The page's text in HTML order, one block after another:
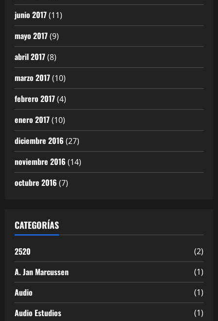
junio 2017(11)
mayo 2017(9)
abril 2017(8)
marzo 2017(10)
febrero 2017(4)
enero 2017(10)
diciembre 2016 (27)
noviembre 2016 (14)
octubre 2016 (7)
CATEGORÍAS
2520 (2)
A. Jan Marcussen (1)
Audio (1)
Audio Estudios (1)